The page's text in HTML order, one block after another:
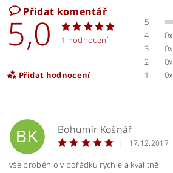
Přidat komentář
5,0 1 hodnocení
Přidat hodnocení
5
4
0x
3
0x
2
0x
1
0x
BK
Bohumír Košnář
|
17.12.2017
vše proběhlo v pořádku rychle a kvalitně.